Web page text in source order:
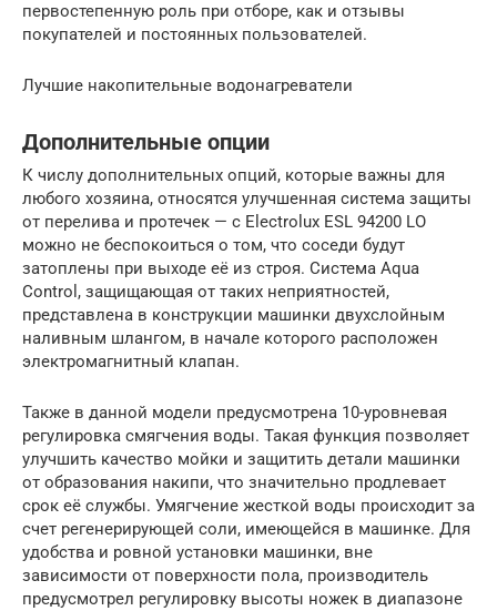
первостепенную роль при отборе, как и отзывы
покупателей и постоянных пользователей.
Лучшие накопительные водонагреватели
Дополнительные опции
К числу дополнительных опций, которые важны для
любого хозяина, относятся улучшенная система защиты
от перелива и протечек — с Electrolux ESL 94200 LO
можно не беспокоиться о том, что соседи будут
затоплены при выходе её из строя. Система Aqua
Control, защищающая от таких неприятностей,
представлена в конструкции машинки двухслойным
наливным шлангом, в начале которого расположен
электромагнитный клапан.
Также в данной модели предусмотрена 10-уровневая
регулировка смягчения воды. Такая функция позволяет
улучшить качество мойки и защитить детали машинки
от образования накипи, что значительно продлевает
срок её службы. Умягчение жесткой воды происходит за
счет регенерирующей соли, имеющейся в машинке. Для
удобства и ровной установки машинки, вне
зависимости от поверхности пола, производитель
предусмотрел регулировку высоты ножек в диапазоне